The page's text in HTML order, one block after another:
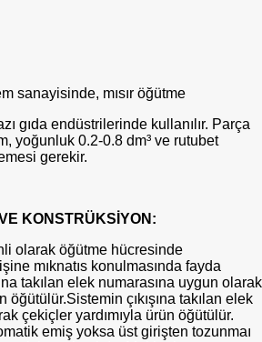
sanayisinde, mısır öğütme
gıda endüstrilerinde kullanılır. Parça
yoğunluk 0.2-0.8 dm³ ve rutubet
gerekir.
KONSTRÜKSİYON:
olarak öğütme hücresinde
mıknatıs konulmasında fayda
takılan elek numarasına uygun olarak
öğütülür.Sistemin çıkışına takılan elek
çekiçler yardımıyla ürün öğütülür.
emiş yoksa üst girişten tozunmaı